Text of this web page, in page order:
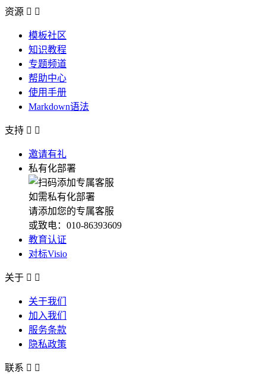
资源  
模板社区
知识教程
专题频道
帮助中心
使用手册
Markdown语法
支持  
邀请有礼
私有化部署
如需私有化部署
请添加您的专属客服
或致电：010-86393609
教育认证
对标Visio
关于  
关于我们
加入我们
服务条款
隐私政策
联系  